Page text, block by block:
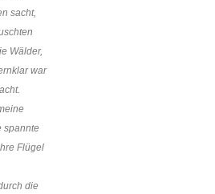
sacht,
Wälder,
war
spannte
Flügel
die